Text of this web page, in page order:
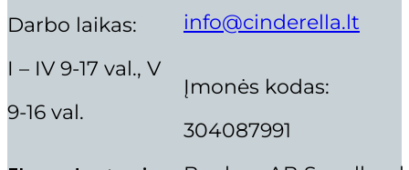
,,THUYA” BAZINIS ANTAKIŲ
PRICE
43,10€
PRICE
6,00€
Koukla
Darbo laikas:
I – IV 9-17 val., V
9-16 val.
info@cinderella.lt
Įmonės kodas:
304087991